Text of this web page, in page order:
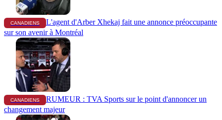
CANADIENS
L'agent d'Arber Xhekaj fait une annonce préoccupante
sur son avenir à Montréal
CANADIENS
RUMEUR : TVA Sports sur le point d'annoncer un
changement majeur